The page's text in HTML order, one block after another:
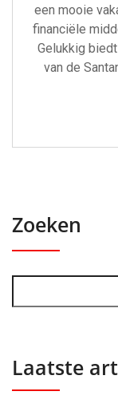
een mooie
financiële
Gelukkig
van de
Zoeken
Laatste